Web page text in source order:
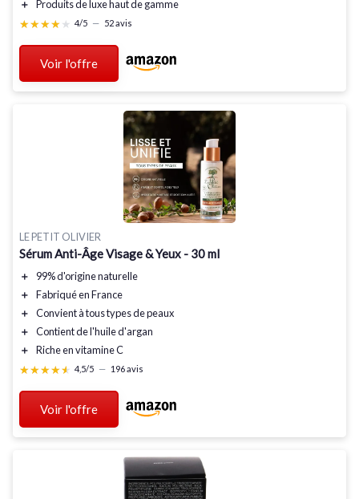
＋
Produits de luxehaut de gamme
★★★★★
★★★★★ 4/5 — 52 avis
Voir l'offre
LE PETIT OLIVIER
Sérum Anti-Âge Visage & Yeux - 30 ml
＋
99% d'origine naturelle
＋
Fabriqué en France
＋
Convient à tous types de peaux
＋
Contient de l'huile d'argan
＋
Riche en vitamine C
★★★★★
★★★★★ 4,5/5 — 196 avis
Voir l'offre